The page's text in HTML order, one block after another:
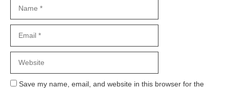
Save my name, email, and website in this browser for the